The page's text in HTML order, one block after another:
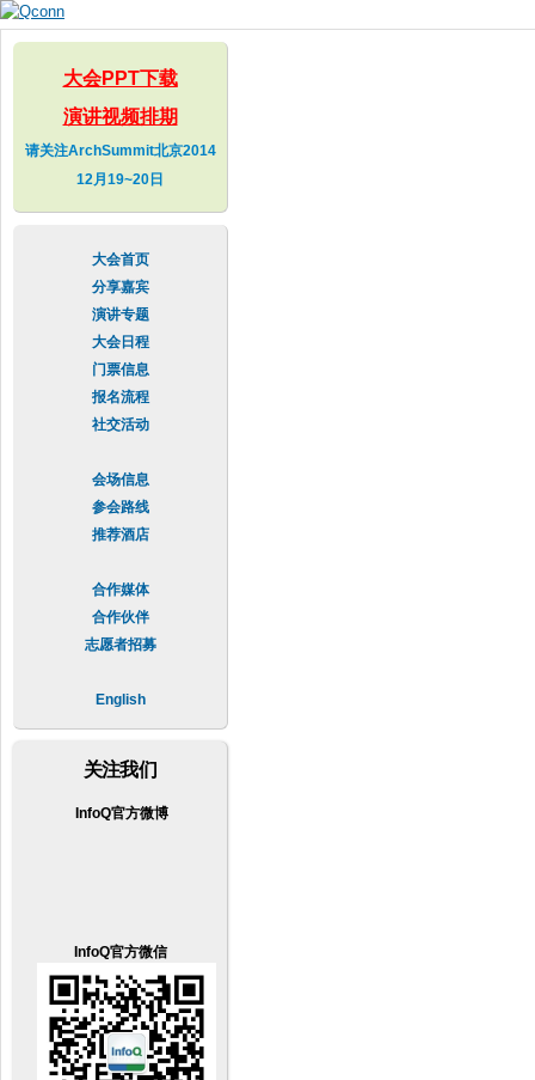
main
大会PPT下载
演讲视频排期
请关注ArchSummit北京2014
12月19~20日
大会首页
分享嘉宾
演讲专题
大会日程
门票信息
报名流程
社交活动
会场信息
参会路线
推荐酒店
合作媒体
合作伙伴
志愿者招募
English
关注我们
InfoQ官方微博
InfoQ官方微信